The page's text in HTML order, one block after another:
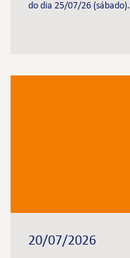
do dia 25/07/26 (sábado).
20/07/2026